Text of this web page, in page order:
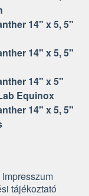
14" x 5, 5"
14" x 5, 5"
14" x 5"
Equinox
14" x 5, 5"
Impresszum
tájékoztató